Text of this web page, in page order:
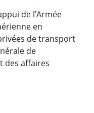
de l’Armée
en
de transport
de
des affaires